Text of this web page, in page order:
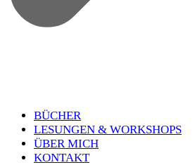
BÜCHER
LESUN­GEN & WORK­SHOPS
ÜBER MICH
KON­TAKT